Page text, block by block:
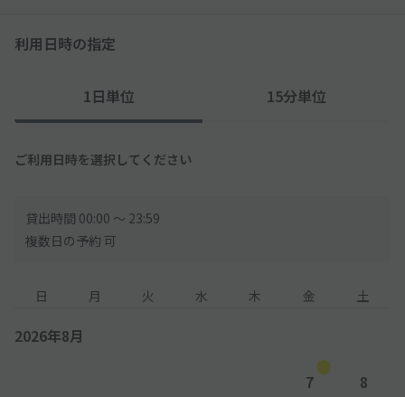
利用日時の指定
1日単位 15分単位
ご利用日時を選択してください
貸出時間 00:00 〜 23:59
複数日の予約 可
日 月 火 水 木 金 土
2026年8月
7 8